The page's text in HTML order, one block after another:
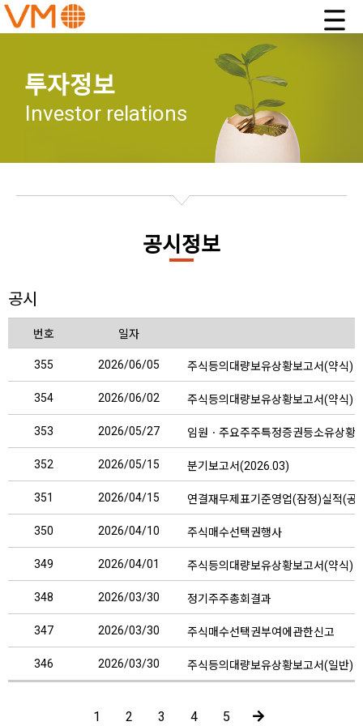
투자정보
Investor relations
공시정보
공시
번호 일자
355 2026/06/05 주식등의대량보유상황보고서(약식)
354 2026/06/02 주식등의대량보유상황보고서(약식)
353 2026/05/27 임원ㆍ주요주주특정증권등소유상황
352 2026/05/15 분기보고서(2026.03)
351 2026/04/15 연결재무제표기준영업(잠정)실적(공
350 2026/04/10 주식매수선택권행사
349 2026/04/01 주식등의대량보유상황보고서(약식)
348 2026/03/30 정기주주총회결과
347 2026/03/30 주식매수선택권부여에관한신고
346 2026/03/30 주식등의대량보유상황보고서(일반)
1 2 3 4 5